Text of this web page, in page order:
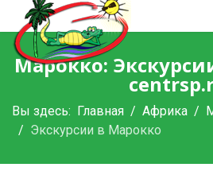
Марокко:
Вы здесь: Главная Африка
Экскурсии в Марокко